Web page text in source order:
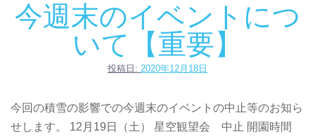
今週末のイベントにつ
いて【重要】
投稿日: 2020年12月18日
今回の積雪の影響での今週末のイベントの中止等のお知ら
せします。 12月19日（土） 星空観望会 中止 開園時間